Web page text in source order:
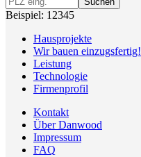
Beispiel: 12345
Hausprojekte
Wir bauen einzugsfertig!
Leistung
Technologie
Firmenprofil
Kontakt
Über Danwood
Impressum
FAQ